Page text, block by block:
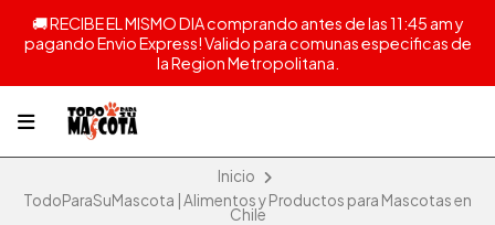
🚚 RECIBE EL MISMO DIA comprando antes de las 11:45 am y
pagando Envio Express! Valido para comunas especificas de
la Region Metropolitana.
Inicio
TodoParaSuMascota | Alimentos y Productos para Mascotas en
Chile